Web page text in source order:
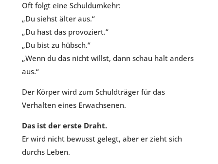
Oft folgt eine Schuldumkehr:
„Du siehst älter aus.“
„Du hast das provoziert.“
„Du bist zu hübsch.“
„Wenn du das nicht willst, dann schau halt anders
aus.“
Der Körper wird zum Schuldträger für das
Verhalten eines Erwachsenen.
Das ist der erste Draht.
Er wird nicht bewusst gelegt, aber er zieht sich
durchs Leben.